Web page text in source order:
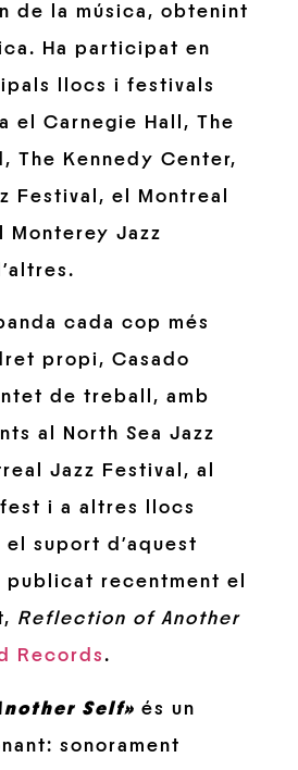
de la música, obtenint
Ha participat en
llocs i festivals
el Carnegie Hall, The
The Kennedy Center,
Festival, el Montreal
Monterey Jazz
cada cop més
propi, Casado
de treball, amb
al North Sea Jazz
Jazz Festival, al
i a altres llocs
suport d’aquest
publicat recentment el
Reflection of Another
Records.
Self» és un
sonorament